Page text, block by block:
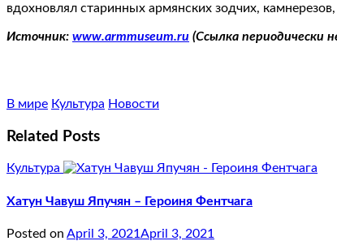
вдохновлял старинных армянских зодчих,
Источник: www.armmuseum.ru (Ссылка периодически
В мире Культура Новости
Related Posts
Культура
Хатун Чавуш Япучян – Героиня Фентчага
Posted on April 3, 2021 April 3, 2021